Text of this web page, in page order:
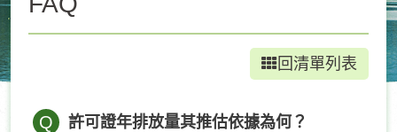
回清單列表
Q 許可證年排放量其推估依據為何？